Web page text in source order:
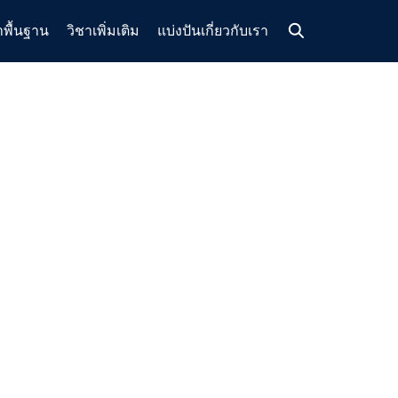
พื้นฐาน วิชาเพิ่มเติม แบ่งปันเกี่ยวกับเรา